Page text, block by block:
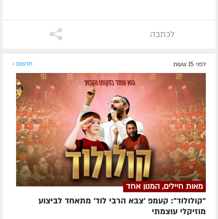
לכתבה
לפני 15 שעות חדשות »
מאות חיילים, המנון אחד
"קולולוד": קעמפ 'צבא הרבי לוד' מתאחד לביצוע
מוזיקלי עוצמתי